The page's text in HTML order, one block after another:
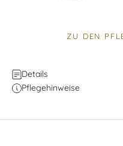
ZU DEN
Details
Pflegehinweise